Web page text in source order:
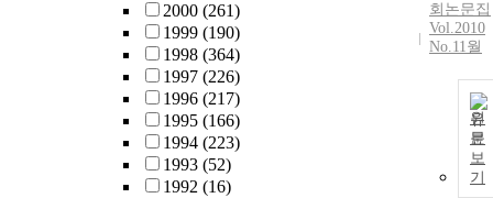
2000 (261)
1999 (190)
1998 (364)
1997 (226)
1996 (217)
1995 (166)
1994 (223)
1993 (52)
1992 (16)
회논문집
Vol.2010
No.11월
원
문
보
기